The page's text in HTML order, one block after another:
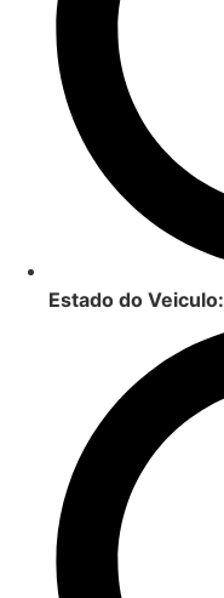
Estado do Veiculo: